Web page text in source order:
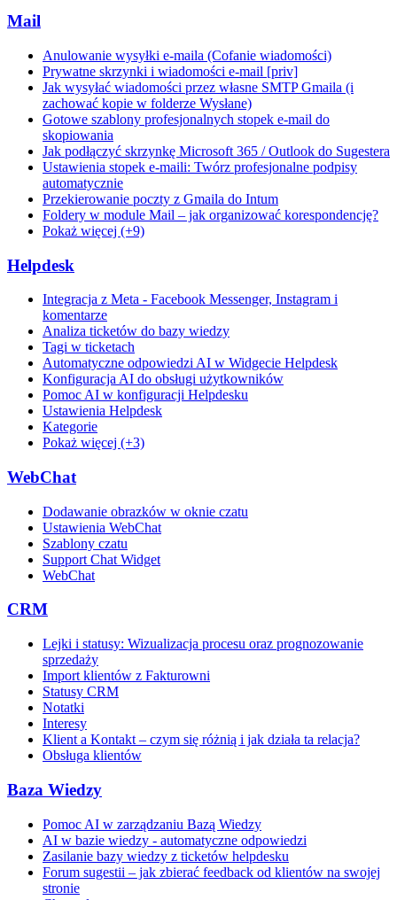
Mail
Anulowanie wysyłki e-maila (Cofanie wiadomości)
Prywatne skrzynki i wiadomości e-mail [priv]
Jak wysyłać wiadomości przez własne SMTP Gmaila (i
zachować kopie w folderze Wysłane)
Gotowe szablony profesjonalnych stopek e-mail do
skopiowania
Jak podłączyć skrzynkę Microsoft 365 / Outlook do Sugestera
Ustawienia stopek e-maili: Twórz profesjonalne podpisy
automatycznie
Przekierowanie poczty z Gmaila do Intum
Foldery w module Mail – jak organizować korespondencję?
Pokaż więcej (+9)
Helpdesk
Integracja z Meta - Facebook Messenger, Instagram i
komentarze
Analiza ticketów do bazy wiedzy
Tagi w ticketach
Automatyczne odpowiedzi AI w Widgecie Helpdesk
Konfiguracja AI do obsługi użytkowników
Pomoc AI w konfiguracji Helpdesku
Ustawienia Helpdesk
Kategorie
Pokaż więcej (+3)
WebChat
Dodawanie obrazków w oknie czatu
Ustawienia WebChat
Szablony czatu
Support Chat Widget
WebChat
CRM
Lejki i statusy: Wizualizacja procesu oraz prognozowanie
sprzedaży
Import klientów z Fakturowni
Statusy CRM
Notatki
Interesy
Klient a Kontakt – czym się różnią i jak działa ta relacja?
Obsługa klientów
Baza Wiedzy
Pomoc AI w zarządzaniu Bazą Wiedzy
AI w bazie wiedzy - automatyczne odpowiedzi
Zasilanie bazy wiedzy z ticketów helpdesku
Forum sugestii – jak zbierać feedback od klientów na swojej
stronie